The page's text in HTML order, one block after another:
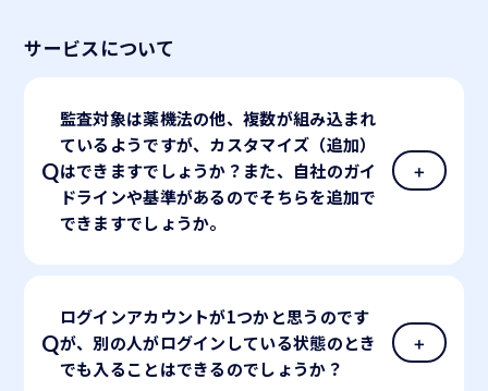
サービスについて
監査対象は薬機法の他、複数が組み込まれ
ているようですが、カスタマイズ（追加）
はできますでしょうか？また、自社のガイ
ドラインや基準があるのでそちらを追加で
できますでしょうか。
ログインアカウントが1つかと思うのです
が、別の人がログインしている状態のとき
でも入ることはできるのでしょうか？